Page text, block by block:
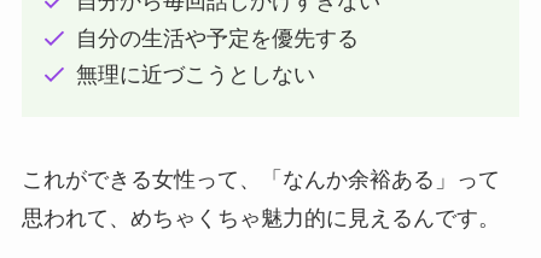
自分の生活や予定を優先する
無理に近づこうとしない
これができる女性って、「なんか余裕ある」って
思われて、めちゃくちゃ魅力的に見えるんです。